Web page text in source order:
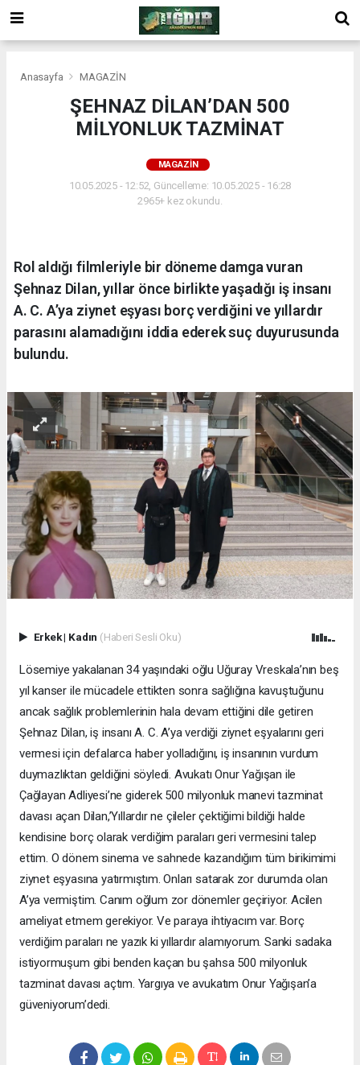
Anasayfa MAGAZİN
ŞEHNAZ DİLAN’DAN 500
MİLYONLUK TAZMİNAT
MAGAZİN
10.05.2025 - 12:52, Güncelleme: 10.05.2025 - 16:28
2965+ kez okundu.
Rol aldığı filmleriyle bir döneme damga vuran
Şehnaz Dilan, yıllar önce birlikte yaşadığı iş insanı
A. C. A’ya ziynet eşyası borç verdiğini ve yıllardır
parasını alamadığını iddia ederek suç duyurusunda
bulundu.
Erkek| Kadın (Haberi Sesli Oku)
Lösemiye yakalanan 34 yaşındaki oğlu Uğuray Vreskala’nın beş
yıl kanser ile mücadele ettikten sonra sağlığına kavuştuğunu
ancak sağlık problemlerinin hala devam ettiğini dile getiren
Şehnaz Dilan, iş insanı A. C. A’ya verdiği ziynet eşyalarını geri
vermesi için defalarca haber yolladığını, iş insanının vurdum
duymazlıktan geldiğini söyledi. Avukatı Onur Yağışan ile
Çağlayan Adliyesi’ne giderek 500 milyonluk manevi tazminat
davası açan Dilan,’Yıllardır ne çileler çektiğimi bildiği halde
kendisine borç olarak verdiğim paraları geri vermesini talep
ettim. O dönem sinema ve sahnede kazandığım tüm birikimimi
ziynet eşyasına yatırmıştım. Onları satarak zor durumda olan
A’ya vermiştim. Canım oğlum zor dönemler geçiriyor. Acilen
ameliyat etmem gerekiyor. Ve paraya ihtiyacım var. Borç
verdiğim paraları ne yazık ki yıllardır alamıyorum. Sanki sadaka
istiyormuşum gibi benden kaçan bu şahsa 500 milyonluk
tazminat davası açtım. Yargıya ve avukatım Onur Yağışan’a
güveniyorum’dedi.